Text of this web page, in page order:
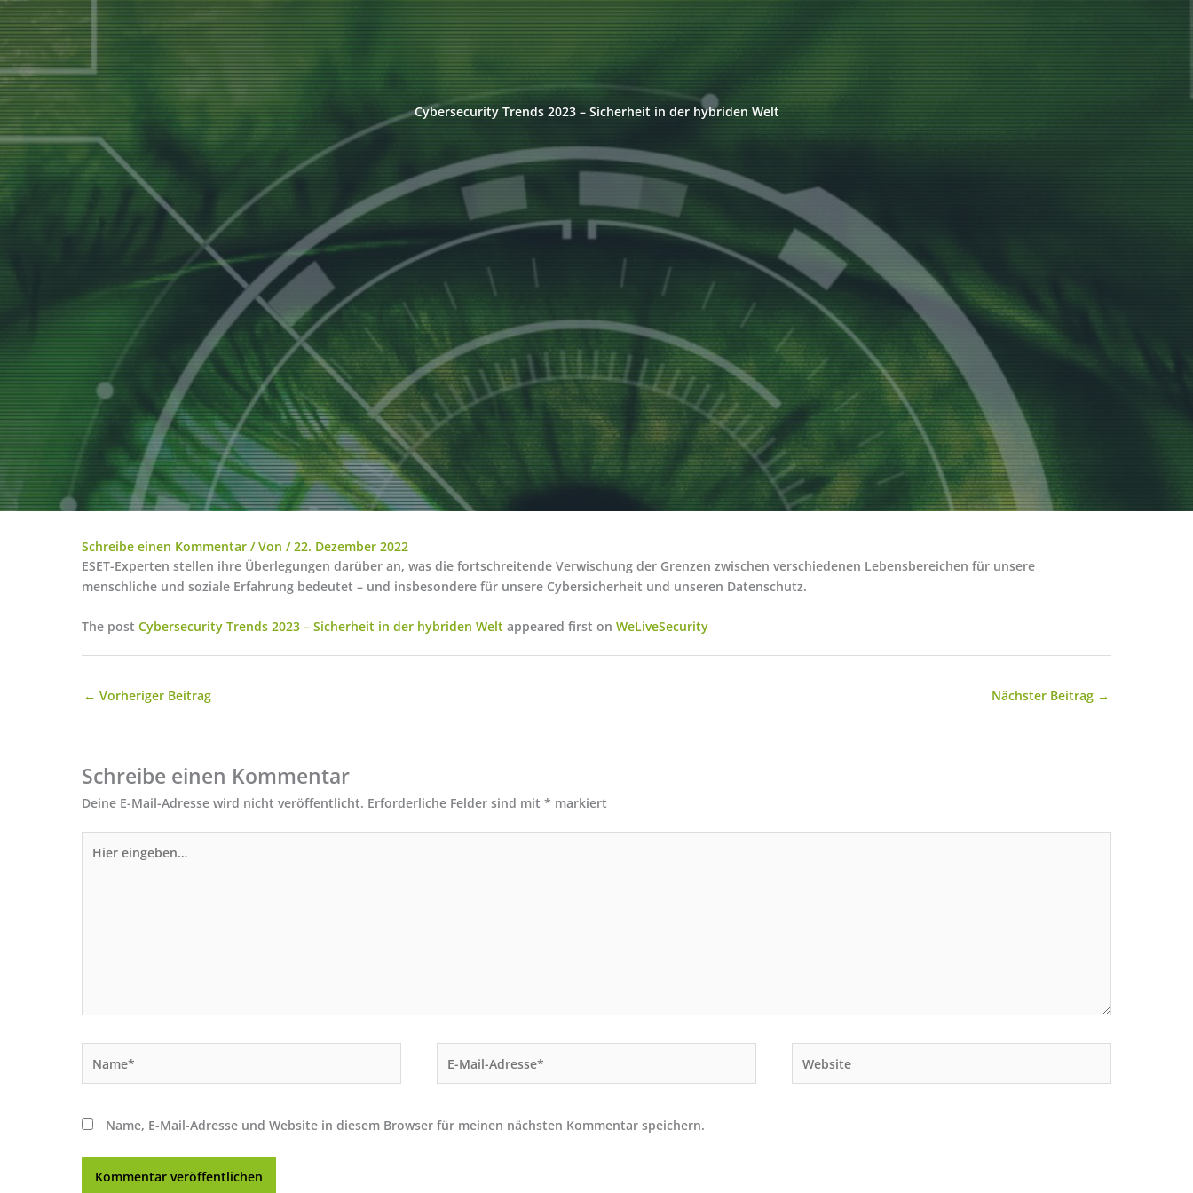
Cybersecurity Trends 2023 – Sicherheit in der hybriden Welt
Schreibe einen Kommentar / Von /22. Dezember 2022
ESET-Experten stellen ihre Überlegungen darüber an, was die fortschreitende Verwischung der Grenzen zwischen verschiedenen Lebensbereichen für unsere
menschliche und soziale Erfahrung bedeutet – und insbesondere für unsere Cybersicherheit und unseren Datenschutz.
The post Cybersecurity Trends 2023 – Sicherheit in der hybriden Welt appeared first on WeLiveSecurity
← Vorheriger Beitrag Nächster Beitrag →
Schreibe einen Kommentar
Deine E-Mail-Adresse wird nicht veröffentlicht. Erforderliche Felder sind mit * markiert
eingeben…
Mail-
Name, E-Mail-Adresse und Website in diesem Browser für meinen nächsten Kommentar speichern.